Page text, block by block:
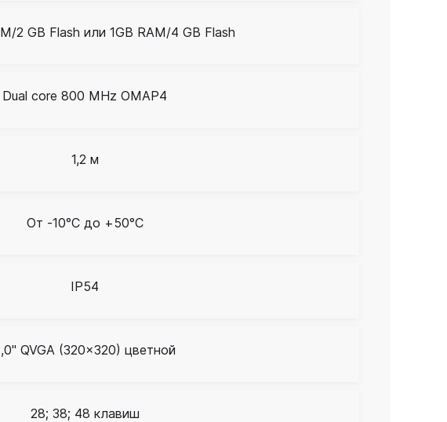
2 GB Flash или 1GB RAM/4 GB Flash
Dual core 800 MHz OMAP4
1,2 м
От -10°C до +50°C
IP54
QVGA (320x320) цветной
28; 38; 48 клавиш